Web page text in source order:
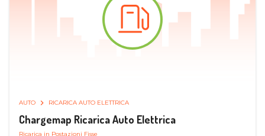
AUTO RICARICA AUTO ELETTRICA
Chargemap Ricarica Auto Elettrica
Ricarica in Postazioni Fisse